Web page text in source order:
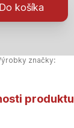
Do košíka
značky:
produktu